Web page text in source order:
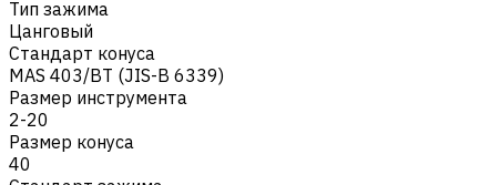
Тип зажима
Цанговый
Стандарт конуса
MAS 403/BT (JIS-B 6339)
Размер инструмента
2-20
Размер конуса
40